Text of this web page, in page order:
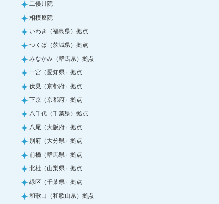
二俣川院
相模原院
いわき（福島県）拠点
つくば（茨城県）拠点
みなかみ（群馬県）拠点
一宮（愛知県）拠点
伏見（京都府）拠点
下京（京都府）拠点
八千代（千葉県）拠点
八尾（大阪府）拠点
別府（大分県）拠点
前橋（群馬県）拠点
北杜（山梨県）拠点
緑区（千葉県）拠点
和歌山（和歌山県）拠点